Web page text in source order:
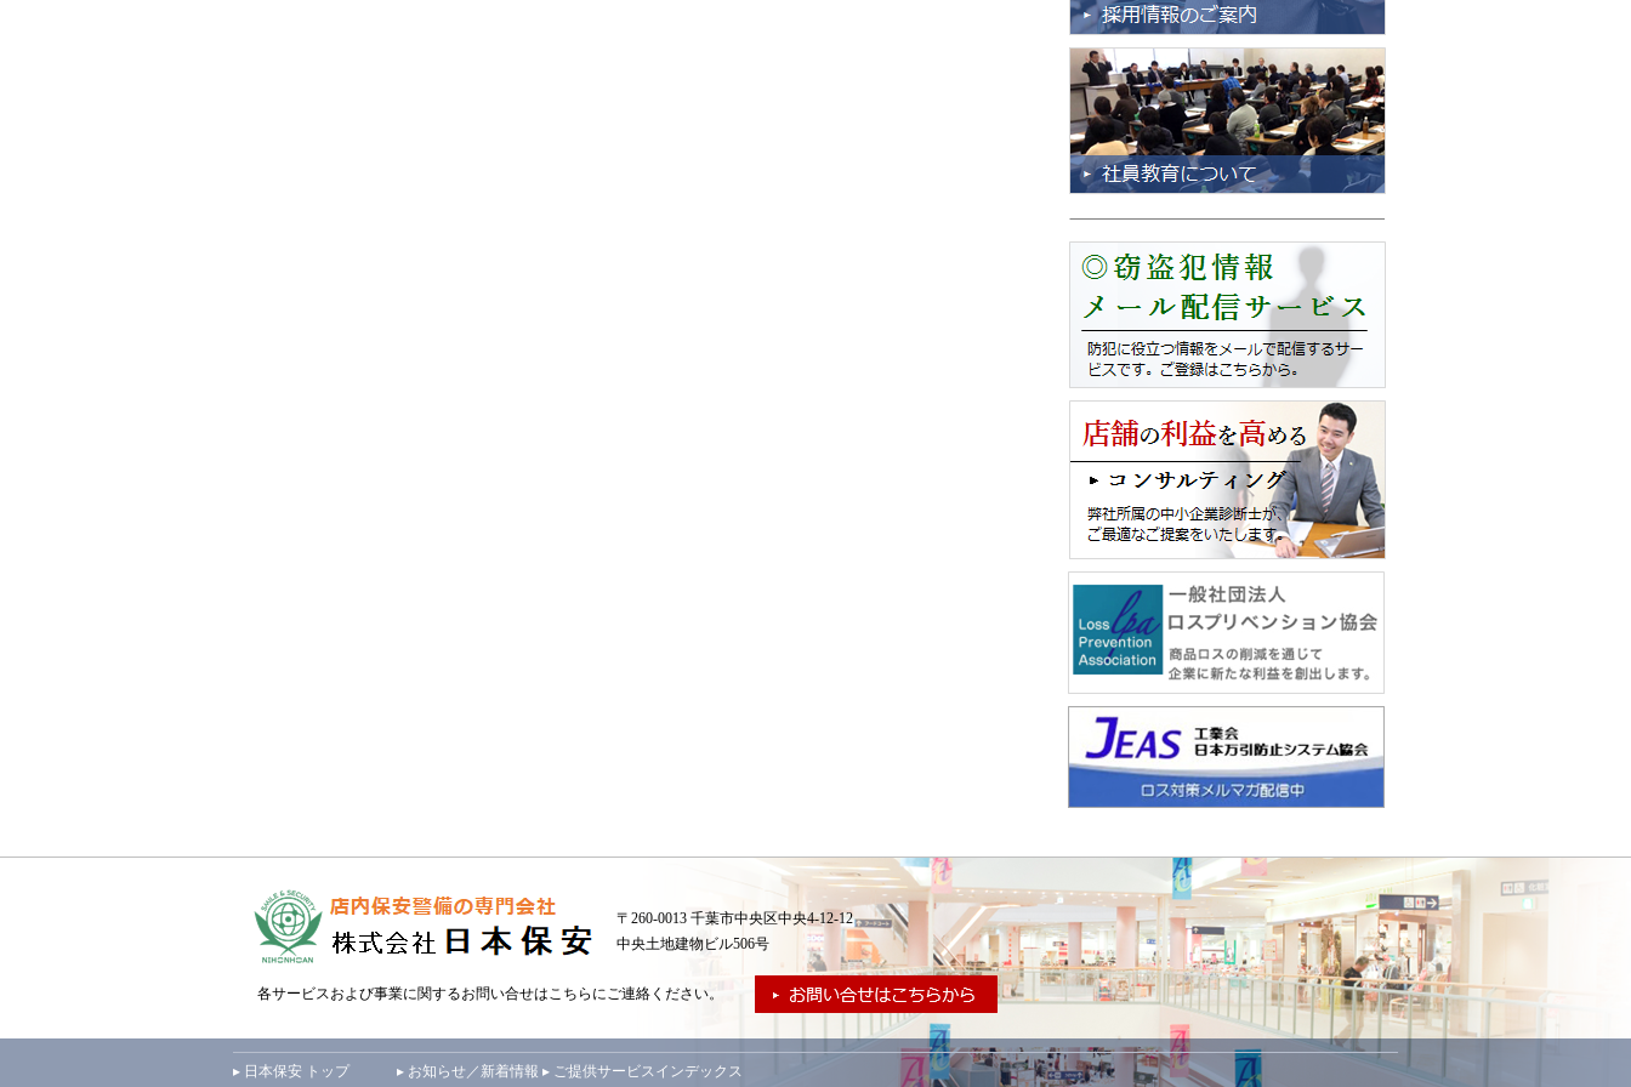
〒260-0013 千葉市中央区中央4-12-12
中央土地建物ビル506号
各サービスおよび事業に関するお問い合せはこちらにご連絡ください。
▸ 日本保安 トップ ▸ お知らせ／新着情報 ▸ ご提供サービスインデックス